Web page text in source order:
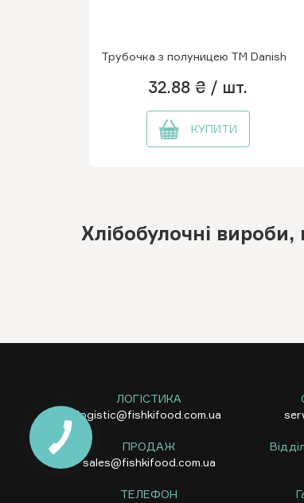
Трубочка з полуницею ТМ Danish
32.88 ₴ / шт.
КУПИТИ
Хлібобулочні
ЛОГІСТИКА
logistic@fishkifood.com.ua
ПРОДАЖ
sales@fishkifood.com.ua
ТЕЛЕФОН